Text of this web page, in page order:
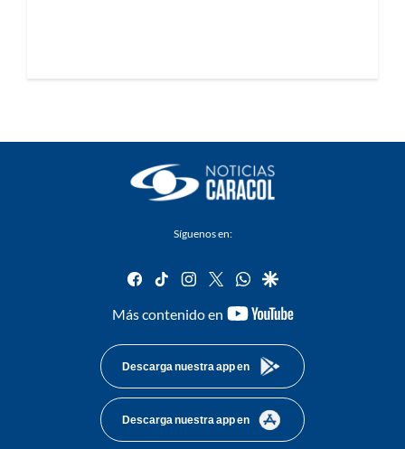
Síguenos en:
facebook
tiktok instagram
twitterwhatsapp
google
Más contenido en
youtube-
Descarga nuestra app en
Descarga nuestra app en